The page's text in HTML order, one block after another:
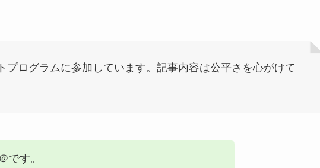
ログラムに参加しています。記事内容は公平さを心がけて
です。